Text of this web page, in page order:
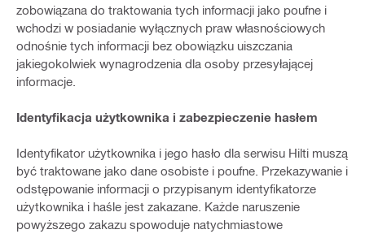
zobowiązana do traktowania tych informacji jako poufne i
wchodzi w posiadanie wyłącznych praw własnościowych
odnośnie tych informacji bez obowiązku uiszczania
jakiegokolwiek wynagrodzenia dla osoby przesyłającej
informacje.
Identyfikacja użytkownika i zabezpieczenie hasłem
Identyfikator użytkownika i jego hasło dla serwisu Hilti muszą
być traktowane jako dane osobiste i poufne. Przekazywanie i
odstępowanie informacji o przypisanym identyfikatorze
użytkownika i haśle jest zakazane. Każde naruszenie
powyższego zakazu spowoduje natychmiastowe